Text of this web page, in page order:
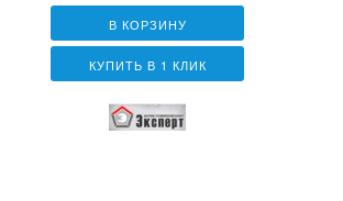
В КОРЗИНУ
КУПИТЬ В 1 КЛИК